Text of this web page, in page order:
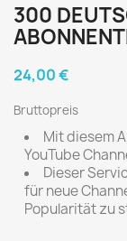
300
24,00 €
Bruttopreis
Mit diesem
YouTube
Dieser
für neue
Popularität zu